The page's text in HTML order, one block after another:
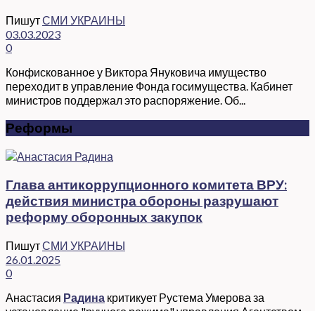
ПишутСМИ УКРАИНЫ
03.03.2023
0
Конфискованное у Виктора Януковича имущество
переходит в управление Фонда госимущества. Кабинет
министров поддержал это распоряжение. Об...
Реформы
Глава антикоррупционного комитета ВРУ:
действия министра обороны разрушают
реформу оборонных закупок
ПишутСМИ УКРАИНЫ
26.01.2025
0
Анастасия Радина критикует Рустема Умерова за